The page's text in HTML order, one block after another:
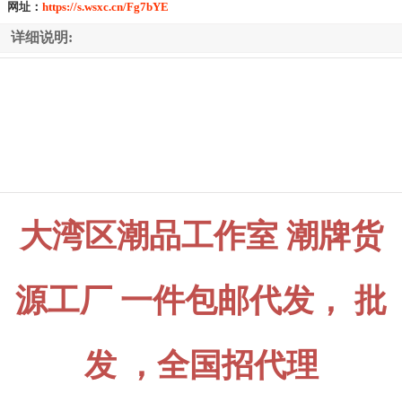
网址： https://s.wsxc.cn/Fg7bYE
详细说明:
大湾区潮品工作室 潮牌货
源工厂 一件包邮代发， 批
发 ，全国招代理